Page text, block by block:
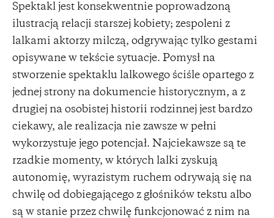
Spektakl jest konsekwentnie poprowadzoną
ilustracją relacji starszej kobiety; zespoleni z
lalkami aktorzy milczą, odgrywając tylko gestami
opisywane w tekście sytuacje. Pomysł na
stworzenie spektaklu lalkowego ściśle opartego z
jednej strony na dokumencie historycznym, a z
drugiej na osobistej historii rodzinnej jest bardzo
ciekawy, ale realizacja nie zawsze w pełni
wykorzystuje jego potencjał. Najciekawsze są te
rzadkie momenty, w których lalki zyskują
autonomię, wyrazistym ruchem odrywają się na
chwilę od dobiegającego z głośników tekstu albo
są w stanie przez chwilę funkcjonować z nim na